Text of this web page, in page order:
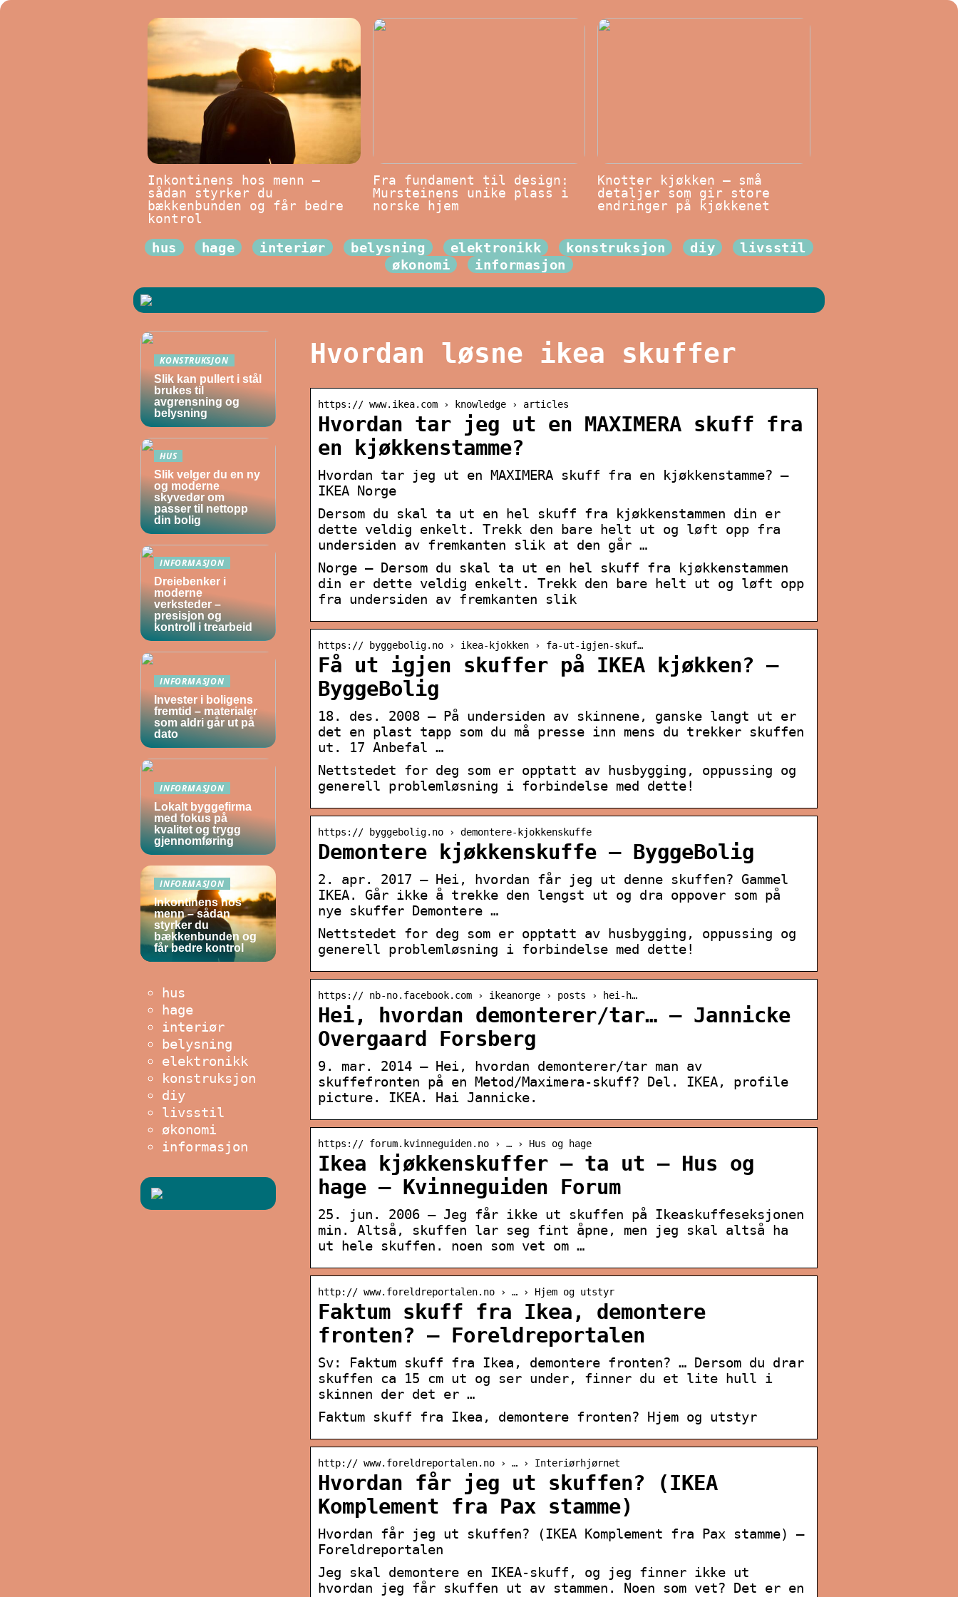
Inkontinens hos menn –
sådan styrker du
bækkenbunden og får bedre
kontrol
Fra fundament til design:
Mursteinens unike plass i
norske hjem
Knotter kjøkken – små
detaljer som gir store
endringer på kjøkkenet
hus hage interiør belysning elektronikk konstruksjon diy
livsstil
økonomi
informasjon
Hvordan løsne ikea skuffer
https:// www.ikea.com › knowledge › articles
Hvordan tar jeg ut en MAXIMERA skuff fra
en kjøkkenstamme?
Hvordan tar jeg ut en MAXIMERA skuff fra en kjøkkenstamme? –
IKEA Norge
Dersom du skal ta ut en hel skuff fra kjøkkenstammen din er
dette veldig enkelt. Trekk den bare helt ut og løft opp fra
undersiden av fremkanten slik at den går …
Norge – Dersom du skal ta ut en hel skuff fra kjøkkenstammen
din er dette veldig enkelt. Trekk den bare helt ut og løft opp
fra undersiden av fremkanten slik
https:// byggebolig.no › ikea-kjokken › fa-ut-igjen-skuf…
Få ut igjen skuffer på IKEA kjøkken? –
ByggeBolig
18. des. 2008 — På undersiden av skinnene, ganske langt ut er
det en plast tapp som du må presse inn mens du trekker skuffen
ut. 17 Anbefal …
Nettstedet for deg som er opptatt av husbygging, oppussing og
generell problemløsning i forbindelse med dette!
https:// byggebolig.no › demontere-kjokkenskuffe
Demontere kjøkkenskuffe – ByggeBolig
2. apr. 2017 — Hei, hvordan får jeg ut denne skuffen? Gammel
IKEA. Går ikke å trekke den lengst ut og dra oppover som på
nye skuffer Demontere …
Nettstedet for deg som er opptatt av husbygging, oppussing og
generell problemløsning i forbindelse med dette!
https:// nb-no.facebook.com › ikeanorge › posts › hei-h…
Hei, hvordan demonterer/tar… – Jannicke
Overgaard Forsberg
9. mar. 2014 — Hei, hvordan demonterer/tar man av
skuffefronten på en Metod/Maximera-skuff? Del. IKEA, profile
picture. IKEA. Hai Jannicke.
https:// forum.kvinneguiden.no › … › Hus og hage
Ikea kjøkkenskuffer – ta ut – Hus og
hage – Kvinneguiden Forum
25. jun. 2006 — Jeg får ikke ut skuffen på Ikeaskuffeseksjonen
min. Altså, skuffen lar seg fint åpne, men jeg skal altså ha
ut hele skuffen. noen som vet om …
http:// www.foreldreportalen.no › … › Hjem og utstyr
Faktum skuff fra Ikea, demontere
fronten? – Foreldreportalen
Sv: Faktum skuff fra Ikea, demontere fronten? … Dersom du drar
skuffen ca 15 cm ut og ser under, finner du et lite hull i
skinnen der det er …
Faktum skuff fra Ikea, demontere fronten? Hjem og utstyr
http:// www.foreldreportalen.no › … › Interiørhjørnet
Hvordan får jeg ut skuffen? (IKEA
Komplement fra Pax stamme)
Hvordan får jeg ut skuffen? (IKEA Komplement fra Pax stamme) –
Foreldreportalen
Jeg skal demontere en IKEA-skuff, og jeg finner ikke ut
hvordan jeg får skuffen ut av stammen. Noen som vet? Det er en
KONSTRUKSJON
Slik kan pullert i stål
brukes til
avgrensning og
belysning
HUS
Slik velger du en ny
og moderne
skyvedør om
passer til nettopp
din bolig
INFORMASJON
Dreiebenker i
moderne
verksteder –
presisjon og
kontroll i trearbeid
INFORMASJON
Invester i boligens
fremtid – materialer
som aldri går ut på
dato
INFORMASJON
Lokalt byggefirma
med fokus på
kvalitet og trygg
gjennomføring
INFORMASJON
Inkontinens hos
menn – sådan
styrker du
bækkenbunden og
får bedre kontrol
hus
hage
interiør
belysning
elektronikk
konstruksjon
diy
livsstil
økonomi
informasjon